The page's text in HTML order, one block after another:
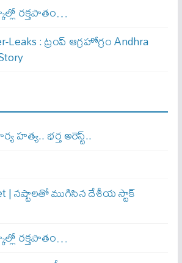
రక్తపాతం…
Leaks : ట్రంప్ ఆగ్ర‌హోగ్రం Andhra
హత్య.. భర్త అరెస్ట్..
| నష్టాలతో ముగిసిన దేశీయ స్టాక్
రక్తపాతం…